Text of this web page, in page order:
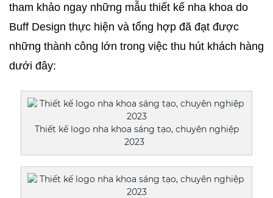
tham khảo ngay những mẫu thiết kế nha khoa do
Buff Design thực hiện và tổng hợp đã đạt được
những thành công lớn trong việc thu hút khách hàng
dưới đây:
Thiết kế logo nha khoa sáng tạo, chuyên nghiệp
2023